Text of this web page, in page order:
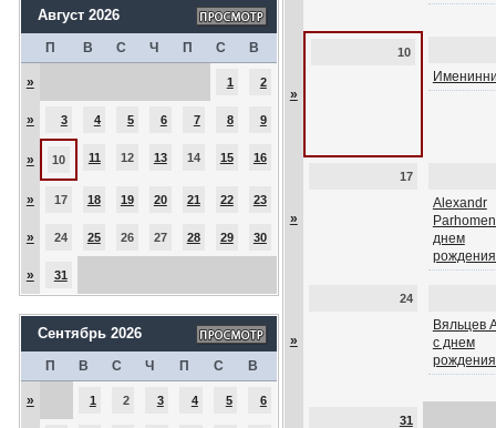
Август 2026
П В С Ч П С В
» 1 2
» 3 4 5 6 7 8 9
» 10 11 12 13 14 15 16
» 17 18 19 20 21 22 23
» 24 25 26 27 28 29 30
» 31
Сентябрь 2026
П В С Ч П С В
» 1 2 3 4 5 6
»
10
»
17
Alexandr
днем
»
24
Вяльцев
с днем
31